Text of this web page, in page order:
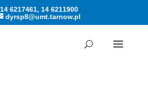
14 6217461, 14 6211900
dyrsp8@umt.tarnow.pl